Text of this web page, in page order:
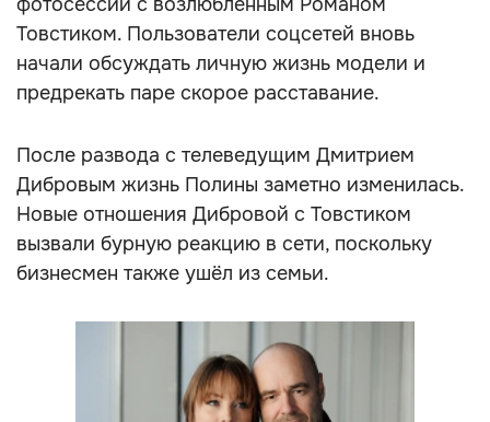
Товстиком. Пользователи соцсетей вновь
начали обсуждать личную жизнь модели и
предрекать паре скорое расставание.
После развода с телеведущим Дмитрием
Дибровым жизнь Полины заметно изменилась.
Новые отношения Дибровой с Товстиком
вызвали бурную реакцию в сети, поскольку
бизнесмен также ушёл из семьи.